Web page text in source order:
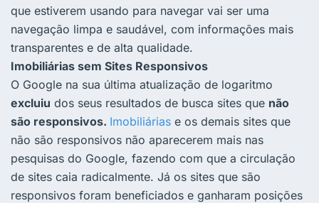
que estiverem usando para navegar vai ser uma
navegação limpa e saudável, com informações mais
transparentes e de alta qualidade.
Imobiliárias sem Sites Responsivos
O Google na sua última atualização de logaritmo
excluiu dos seus resultados de busca sites que não
são responsivos. Imobiliárias e os demais sites que
não são responsivos não aparecerem mais nas
pesquisas do Google, fazendo com que a circulação
de sites caia radicalmente. Já os sites que são
responsivos foram beneficiados e ganharam posições